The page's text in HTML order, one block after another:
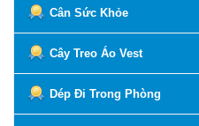
Cân Sức Khỏe
Cây Treo Áo Vest
Dép Đi Trong Phòng